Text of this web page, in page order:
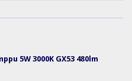
5W 3000K GX53 480lm